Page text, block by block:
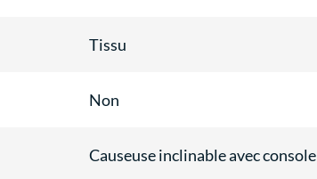
Tissu
Non
Causeuse inclinable avec console